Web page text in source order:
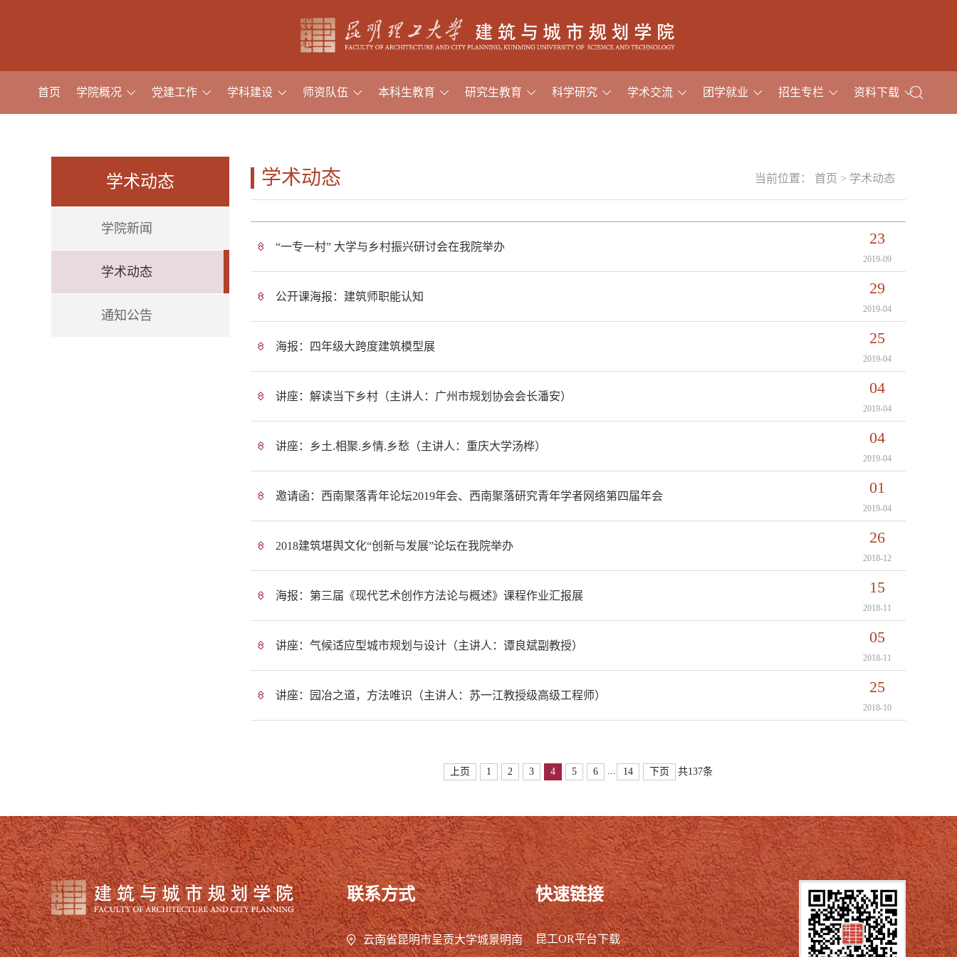
首页 学院概况 党建工作 学科建设 师资队伍 本科生教育 研究生教育 科学研究 学术交流 团学就业 招生专栏 资料下载
学术动态
学院新闻
学术动态
通知公告
学术动态 当前位置： 首页 > 学术动态
“一专一村” 大学与乡村振兴研讨会在我院举办 23
2019-09
公开课海报：建筑师职能认知 29
2019-04
海报：四年级大跨度建筑模型展 25
2019-04
讲座：解读当下乡村（主讲人：广州市规划协会会长潘安） 04
2019-04
讲座：乡土.相聚.乡情.乡愁（主讲人：重庆大学汤桦） 04
2019-04
邀请函：西南聚落青年论坛2019年会、西南聚落研究青年学者网络第四届年会 01
2019-04
2018建筑堪舆文化“创新与发展”论坛在我院举办 26
2018-12
海报：第三届《现代艺术创作方法论与概述》课程作业汇报展 15
2018-11
讲座：气候适应型城市规划与设计（主讲人：谭良斌副教授） 05
2018-11
讲座：园冶之道，方法唯识（主讲人：苏一江教授级高级工程师） 25
2018-10
上页 1 2 3 4 5 6 ... 14 下页 共137条
联系方式
云南省昆明市呈贡大学城景明南
快速链接
昆工OR平台下载